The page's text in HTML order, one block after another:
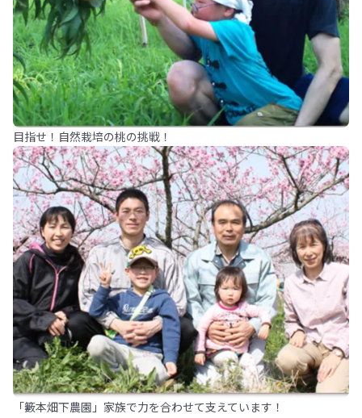
目指せ！自然栽培の桃の挑戦！
「籔本畑下農園」家族で力を合わせて支えています！